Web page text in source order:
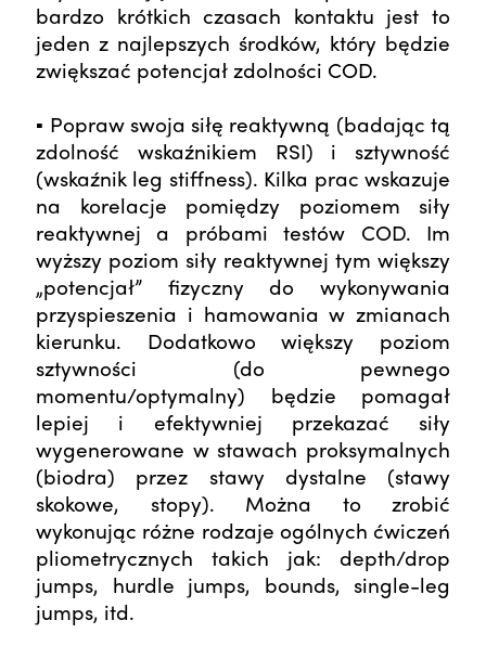
bardzo krótkich czasach kontaktu jest to
jeden z najlepszych środków, który będzie
zwiększać potencjał zdolności COD.
▪ Popraw swoja siłę reaktywną (badając tą
zdolność wskaźnikiem RSI) i sztywność
(wskaźnik leg stiffness). Kilka prac wskazuje
na korelacje pomiędzy poziomem siły
reaktywnej a próbami testów COD. Im
wyższy poziom siły reaktywnej tym większy
„potencjał” fizyczny do wykonywania
przyspieszenia i hamowania w zmianach
kierunku. Dodatkowo większy poziom
sztywności (do pewnego
momentu/optymalny) będzie pomagał
lepiej i efektywniej przekazać siły
wygenerowane w stawach proksymalnych
(biodra) przez stawy dystalne (stawy
skokowe, stopy). Można to zrobić
wykonując różne rodzaje ogólnych ćwiczeń
pliometrycznych takich jak: depth/drop
jumps, hurdle jumps, bounds, single-leg
jumps, itd.